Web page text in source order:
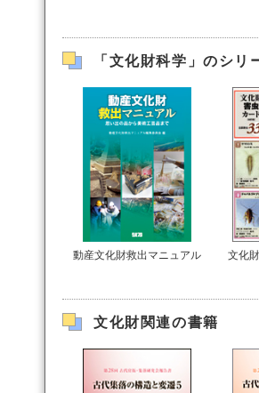
「文化財科学」のシリ
動産文化財救出マニュアル 文化
文化財関連の書籍